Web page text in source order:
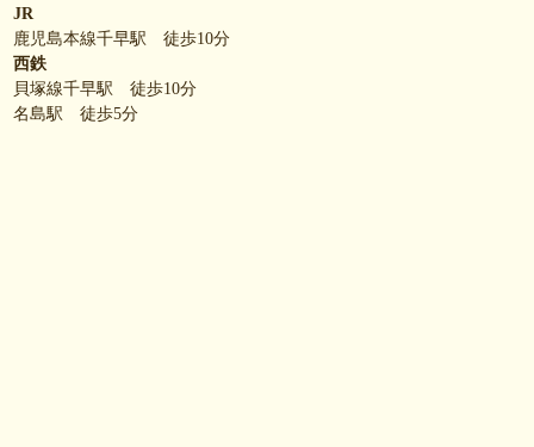
JR
鹿児島本線千早駅 徒歩10分
西鉄
貝塚線千早駅 徒歩10分
名島駅 徒歩5分